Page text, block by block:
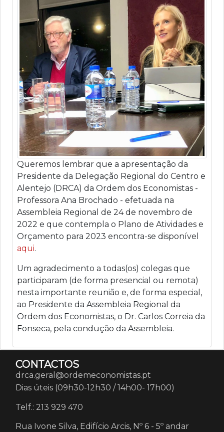
Queremos lembrar que a apresentação da
Presidente da Delegação Regional do Centro e
Alentejo (DRCA) da Ordem dos Economistas -
Professora Ana Brochado - efetuada na
Assembleia Regional de 24 de novembro de
2022 e que contempla o Plano de Atividades e
Orçamento para 2023 encontra-se disponível
aqui.
Um agradecimento a todas(os) colegas que
participaram (de forma presencial ou remota)
nesta importante reunião e, de forma especial,
ao Presidente da Assembleia Regional da
Ordem dos Economistas, o Dr. Carlos Correia da
Fonseca, pela condução da Assembleia.
CONTACTOS
drca.geral@ordemeconomistas.pt
Dias úteis (09h30-12h30 / 14h00- 17h00)
Telf.: 213 929 470
Rua Ivone Silva, Edifício Arcis, Nº 6 - 5º andar